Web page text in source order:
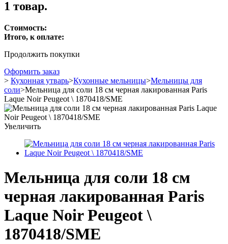
1 товар.
Стоимость:
Итого, к оплате:
Продолжить покупки
Оформить заказ
> Кухонная утварь>Кухонные мельницы>Мельницы для
соли>Мельница для соли 18 см черная лакированная Paris
Laque Noir Peugeot \ 1870418/SME
Увеличить
Мельница для соли 18 см
черная лакированная Paris
Laque Noir Peugeot \
1870418/SME